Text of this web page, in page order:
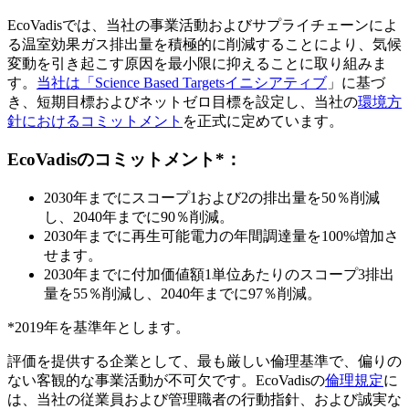
EcoVadisでは、当社の事業活動およびサプライチェーンによ
る温室効果ガス排出量を積極的に削減することにより、気候
変動を引き起こす原因を最小限に抑えることに取り組みま
す。 当社は「Science Based Targetsイニシアティブ 」に基づ
き、短期目標およびネットゼロ目標を設定し、当社の環境方
針におけるコミットメント を正式に定めています。
EcoVadisのコミットメント*：
2030年までにスコープ1および2の排出量を50％削減
し、2040年までに90％削減。
2030年までに再生可能電力の年間調達量を100%増加さ
せます。
2030年までに付加価値額1単位あたりのスコープ3排出
量を55％削減し、2040年までに97％削減。
*2019年を基準年とします。
評価を提供する企業として、最も厳しい倫理基準で、偏りの
ない客観的な事業活動が不可欠です。EcoVadisの倫理規定に
は、当社の従業員および管理職者の行動指針、および誠実な